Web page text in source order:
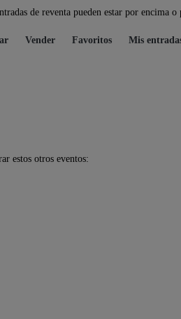
de reventa pueden estar por encima
Vender Favoritos Mis
estos otros eventos: